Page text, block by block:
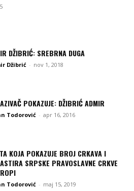
DŽIBRIĆ: SREBRNA DUGA
Džibrić - nov 1, 2018
POKAZUJE: DŽIBRIĆ ADMIR
Todorović - apr 16, 2016
KOJA POKAZUJE BROJ CRKAVA I
SRPSKE PRAVOSLAVNE CRKVE
Todorović - maj 15, 2019